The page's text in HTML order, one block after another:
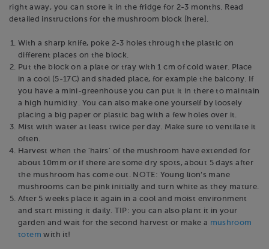
right away, you can store it in the fridge for 2-3 months. Read
detailed instructions for the mushroom block [here].
With a sharp knife, poke 2-3 holes through the plastic on
different places on the block.
Put the block on a plate or tray with 1 cm of cold water. Place
in a cool (5-17C) and shaded place, for example the balcony. If
you have a mini-greenhouse you can put it in there to maintain
a high humidity. You can also make one yourself by loosely
placing a big paper or plastic bag with a few holes over it.
Mist with water at least twice per day. Make sure to ventilate it
often.
Harvest when the 'hairs' of the mushroom have extended for
about 10mm or if there are some dry spots, about 5 days after
the mushroom has come out. NOTE: Young lion’s mane
mushrooms can be pink initially and turn white as they mature.
After 5 weeks place it again in a cool and moist environment
and start misting it daily. TIP: you can also plant it in your
garden and wait for the second harvest or make a mushroom
totem with it!